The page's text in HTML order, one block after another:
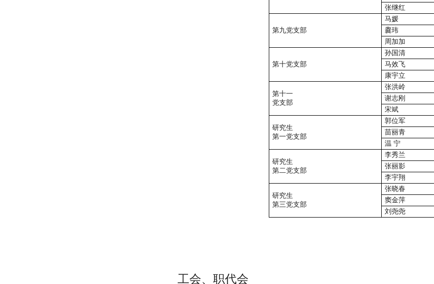
张继红
第九党支部
马媛
爨玮
周加加
第十党支部
孙国清
马效飞
康宇立
第十一
党支部
张洪岭
谢志刚
宋斌
研究生
第一党支部
郭位军
苗丽青
温 宁
研究生
第二党支部
李秀兰
张丽影
李宇翔
研究生
第三党支部
张晓春
窦金萍
刘尧尧
工会、职代会